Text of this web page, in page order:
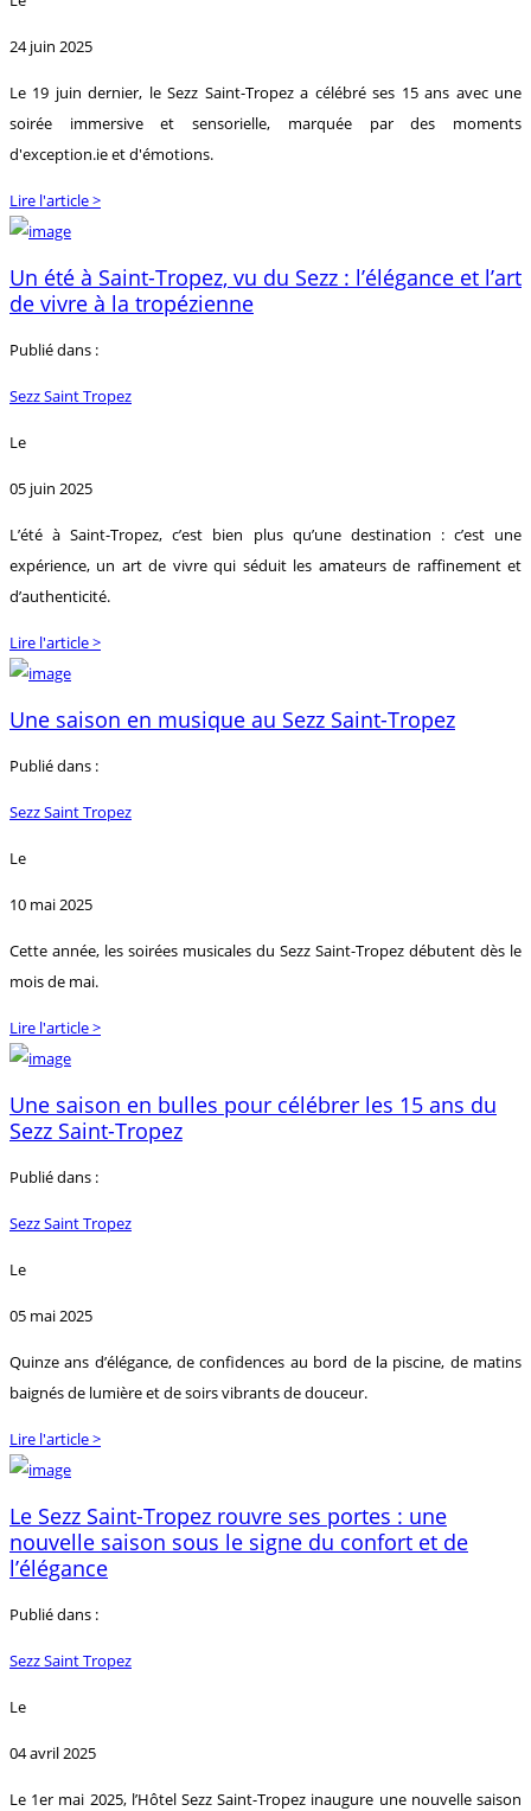
24 juin 2025
Le 19 juin dernier, le Sezz Saint-Tropez a célébré ses 15 ans avec une
soirée immersive et sensorielle, marquée par des moments
d'exception.ie et d'émotions.
Lire l'article >
Un été à Saint-Tropez, vu du Sezz : l’élégance et l’art
de vivre à la tropézienne
Publié dans :
Sezz Saint Tropez
Le
05 juin 2025
L’été à Saint-Tropez, c’est bien plus qu’une destination : c’est une
expérience, un art de vivre qui séduit les amateurs de raffinement et
d’authenticité.
Lire l'article >
Une saison en musique au Sezz Saint-Tropez
Publié dans :
Sezz Saint Tropez
Le
10 mai 2025
Cette année, les soirées musicales du Sezz Saint-Tropez débutent dès le
mois de mai.
Lire l'article >
Une saison en bulles pour célébrer les 15 ans du
Sezz Saint-Tropez
Publié dans :
Sezz Saint Tropez
Le
05 mai 2025
Quinze ans d’élégance, de confidences au bord de la piscine, de matins
baignés de lumière et de soirs vibrants de douceur.
Lire l'article >
Le Sezz Saint-Tropez rouvre ses portes : une
nouvelle saison sous le signe du confort et de
l’élégance
Publié dans :
Sezz Saint Tropez
Le
04 avril 2025
Le 1er mai 2025, l’Hôtel Sezz Saint-Tropez inaugure une nouvelle saison